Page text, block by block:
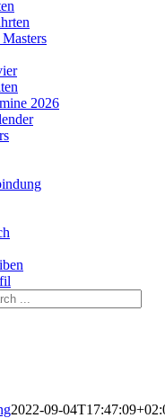
2026
2022-09-